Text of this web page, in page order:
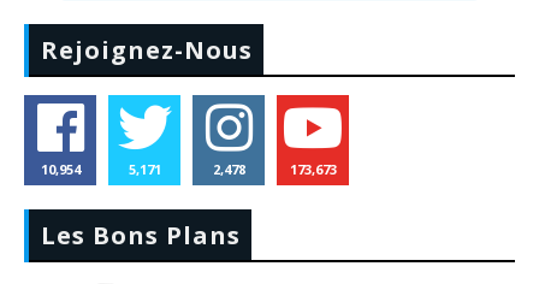
Rejoignez-Nous
10,954 5,171 2,478 173,673
Les Bons Plans